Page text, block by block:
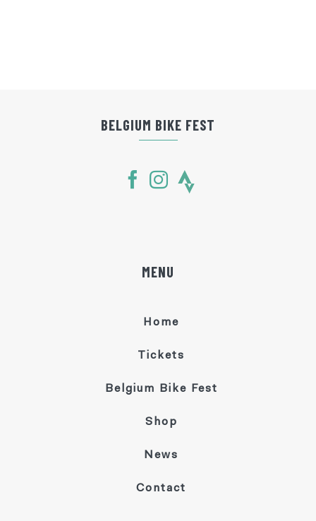
BELGIUM BIKE FEST
MENU
Home
Tickets
Belgium Bike Fest
Shop
News
Contact